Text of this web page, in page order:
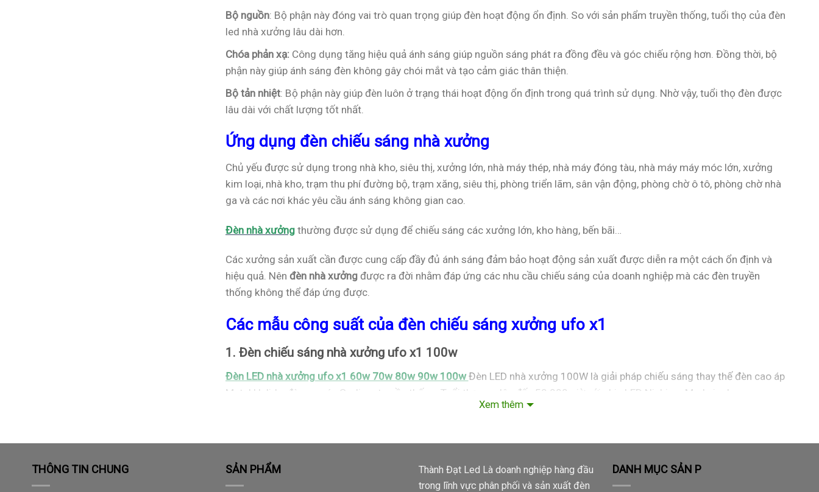
Bộ nguồn: Bộ phận này đóng vai trò quan trọng giúp đèn hoạt động ổn định. So với sản phẩm truyền thống, tuổi thọ của đèn
led nhà xưởng lâu dài hơn.
Chóa phản xạ:Công dụng tăng hiệu quả ánh sáng giúp nguồn sáng phát ra đồng đều và góc chiếu rộng hơn. Đồng thời, bộ
phận này giúp ánh sáng đèn không gây chói mắt và tạo cảm giác thân thiện.
Bộ tản nhiệt: Bộ phận này giúp đèn luôn ở trạng thái hoạt động ổn định trong quá trình sử dụng. Nhờ vậy, tuổi thọ đèn được
lâu dài với chất lượng tốt nhất.
Ứng dụng đèn chiếu sáng nhà xưởng
Chủ yếu được sử dụng trong nhà kho, siêu thị, xưởng lớn, nhà máy thép, nhà máy đóng tàu, nhà máy máy móc lớn, xưởng
kim loại, nhà kho, trạm thu phí đường bộ, trạm xăng, siêu thị, phòng triển lãm, sân vận động, phòng chờ ô tô, phòng chờ nhà
ga và các nơi khác yêu cầu ánh sáng không gian cao.
Đèn nhà xưởngthường được sử dụng để chiếu sáng các xưởng lớn, kho hàng, bến bãi…
Các xưởng sản xuất cần được cung cấp đầy đủ ánh sáng đảm bảo hoạt động sản xuất được diễn ra một cách ổn định và
hiệu quả. Nên đèn nhà xưởngđược ra đời nhằm đáp ứng các nhu cầu chiếu sáng của doanh nghiệp mà các đèn truyền
thống không thể đáp ứng được.
Các mẫu công suất của đèn chiếu sáng xưởng ufo x1
1. Đèn chiếu sáng nhà xưởng ufo x1 100w
Đèn LED nhà xưởng ufo x1 60w 70w 80w 90w 100wĐèn LED nhà xưởng 100W là giải pháp chiếu sáng thay thế đèn cao áp
Metal Halide, đèn cao áp Sodium truyền thống. Tuổi thọ cao lên đến 50.000 giờ với chip LED Nichia – Made in Japan
100%. Đèn LED nhà xưởng 100w tiết kiệm điện đến 4 lần, ánh sáng lạnh cùng với độ hoàn màu cao là thiết bị chiếu sáng nhà
Xem thêm
THÔNG TIN CHUNG SẢN PHẨM
Thành Đạt Led Là doanh nghiệp hàng đầu
trong lĩnh vực phân phối và sản xuất đèn
DANH MỤC SẢN P